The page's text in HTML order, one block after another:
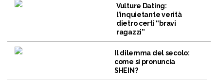
Vulture Dating:
l’inquietante verità
dietro certi “bravi
ragazzi”
Il dilemma del secolo:
come si pronuncia
SHEIN?